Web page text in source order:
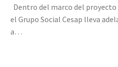
Dentro del marco del proyecto
el Grupo Social Cesap lleva
a…